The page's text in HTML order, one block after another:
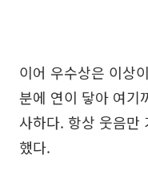
이어 우수상은 이상
분에 연이 닿아 여기
사하다. 항상 웃음만
했다.